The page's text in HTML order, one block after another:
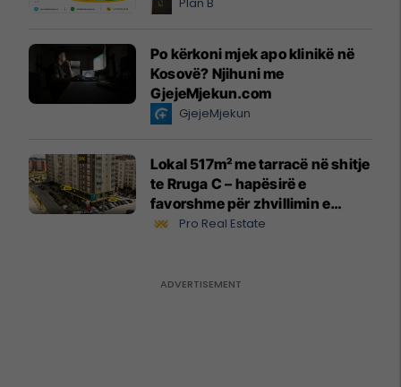
Po kërkoni mjek apo klinikë në
Kosovë? Njihuni me
GjejeMjekun.com
GjejeMjekun
Lokal 517m² me tarracë në shitje
te Rruga C – hapësirë e
favorshme për zhvillimin e
biznesit #15796
Pro Real Estate